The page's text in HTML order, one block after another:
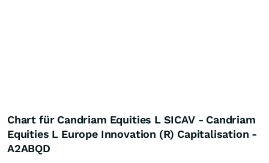
Chart für Candriam Equities L SICAV - Candriam
Equities L Europe Innovation (R) Capitalisation -
A2ABQD